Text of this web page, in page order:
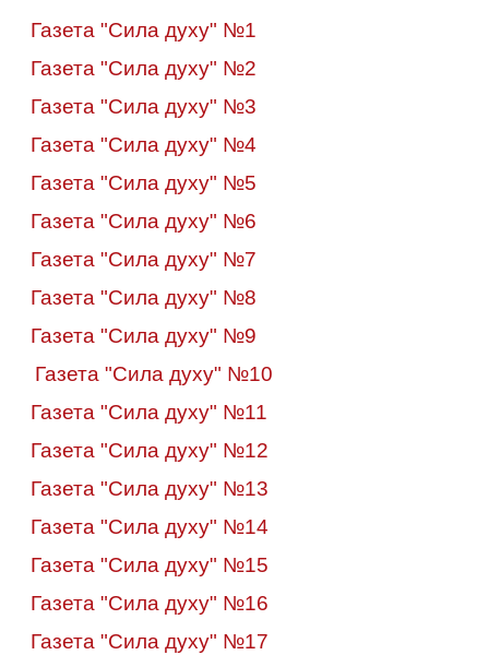
Газета "Сила духу" №1
Газета "Сила духу" №2
Газета "Сила духу" №3
Газета "Сила духу" №4
Газета "Сила духу" №5
Газета "Сила духу" №6
Газета "Сила духу" №7
Газета "Сила духу" №8
Газета "Сила духу" №9
Газета "Сила духу" №10
Газета "Сила духу" №11
Газета "Сила духу" №12
Газета "Сила духу" №13
Газета "Сила духу" №14
Газета "Сила духу" №15
Газета "Сила духу" №16
Газета "Сила духу" №17